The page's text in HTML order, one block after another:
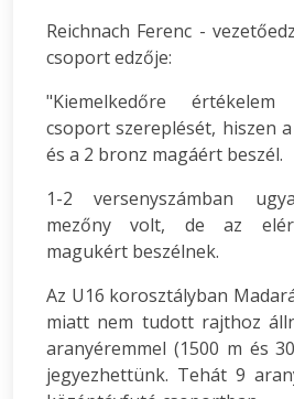
Reichnach Ferenc -
csoport edzője:
"Kiemelkedőre
csoport szereplését, hiszen
és a 2 bronz magáért beszél.
1-2 versenyszámban
mezőny volt, de az elért
magukért beszélnek.
Az U16 korosztályban
miatt nem tudott rajthoz
aranyéremmel (1500 m és
jegyezhettünk. Tehát 9